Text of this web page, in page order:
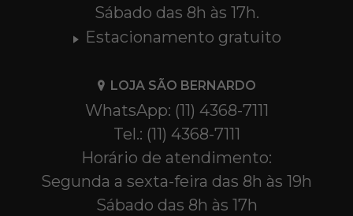
Sábado das 8h às 17h.
Estacionamento gratuito
LOJA SÃO BERNARDO
WhatsApp: (11) 4368-7111
Tel.: (11) 4368-7111
Horário de atendimento:
Segunda a sexta-feira das 8h às 19h
Sábado das 8h às 17h